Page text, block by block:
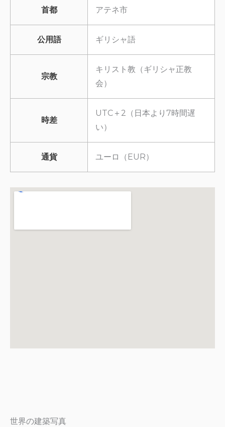
首都 アテネ市
公用語 ギリシャ語
宗教
キリスト教（ギリシャ正教
会）
時差
UTC＋2（日本より7時間遅
い）
通貨 ユーロ（EUR）
世界の建築写真